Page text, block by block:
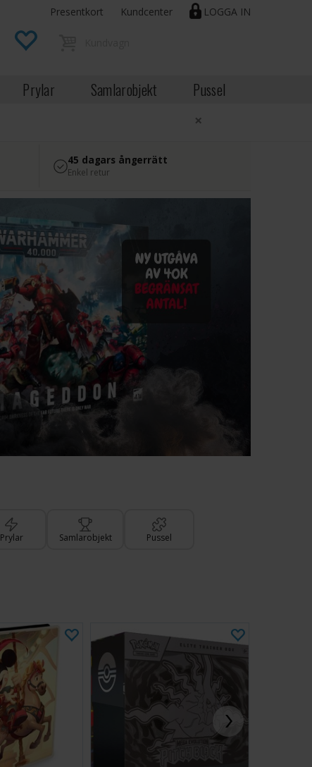
LOGGA IN
Presentkort Kundcenter
Prylar Samlarobjekt Pussel
×
45 dagars ångerrätt
Enkel retur
Prylar Samlarobjekt Pussel